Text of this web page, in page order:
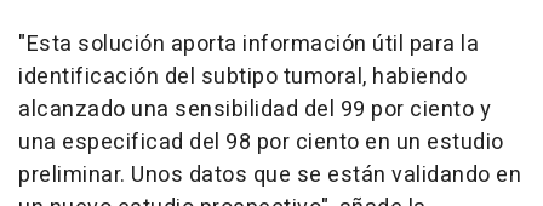
"Esta solución aporta información útil para la
identificación del subtipo tumoral, habiendo
alcanzado una sensibilidad del 99 por ciento y
una especificad del 98 por ciento en un estudio
preliminar. Unos datos que se están validando en